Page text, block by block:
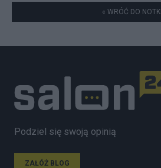
« WRÓĆ DO NOTKI
Podziel się swoją opinią
ZAŁÓŻ BLOG